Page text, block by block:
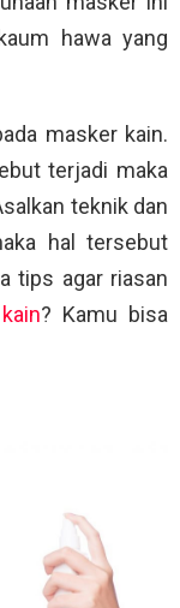
hawa yang
masker kain.
terjadi maka
teknik dan
hal tersebut
tips agar riasan
? Kamu bisa